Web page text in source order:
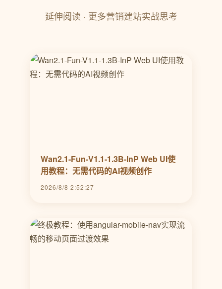
延伸阅读 · 更多营销建站实战思考
Wan2.1-Fun-V1.1-1.3B-InP Web UI使
用教程：无需代码的AI视频创作
2026/8/8 2:52:27